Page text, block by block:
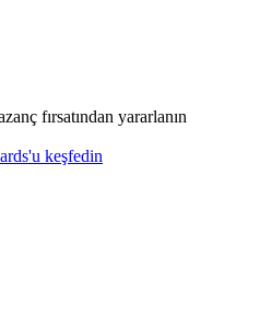
fırsatından yararlanın
keşfedin